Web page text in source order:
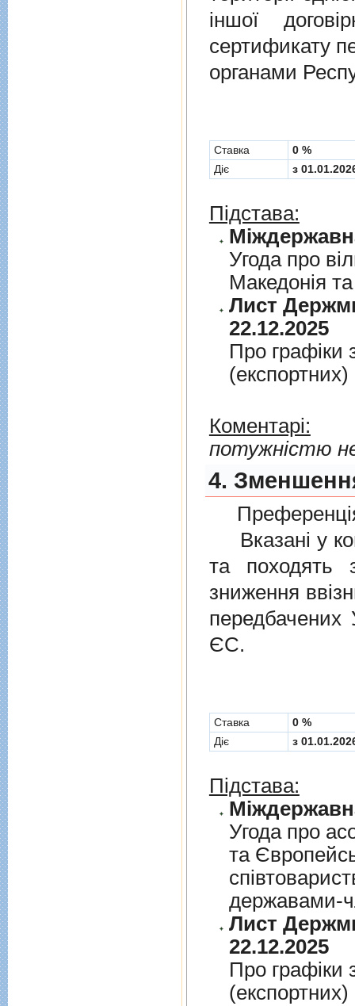
іншої
сертификату
органами
Cтавка
0 %
Діє
з
Підстава:
Угода про
Македонiя
Лист
22.12.2025
Про графiки
Коментарі:
потужністю
4.
Вказані у
та походять
зниження
передбачених
ЄС.
Cтавка
0 %
Діє
з
Підстава:
Угода про
та
державами-
Лист
22.12.2025
Про графiки